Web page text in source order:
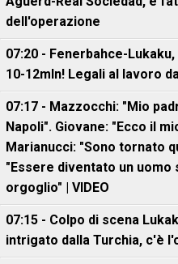
dell'operazione
07:20 - Fenerbahce-
10-12mln! Legali al lavoro
07:17 - Mazzocchi: "Mio
Napoli". Giovane: "Ecco il
Marianucci: "Sono tornato
"Essere diventato un
orgoglio" | VIDEO
07:15 - Colpo di scena
intrigato dalla Turchia, c'è